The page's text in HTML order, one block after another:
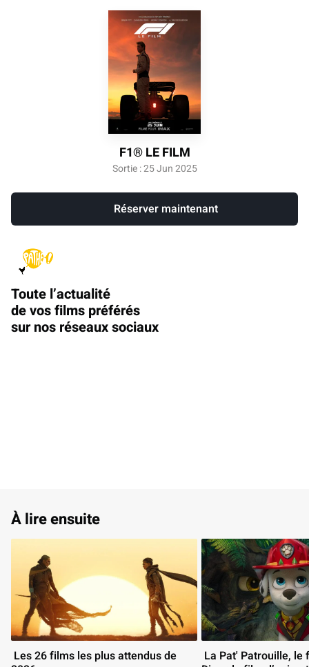
F1® LE FILM
Sortie : 25 Jun 2025
Réserver maintenant
Toute l’actualité
de vos films préférés
sur nos réseaux sociaux
À lire ensuite